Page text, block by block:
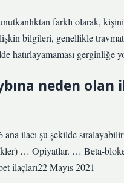
farklı olarak,
bilgileri, genellikle
hatırlayamaması gerginliğe
neden olan
ana ilacı şu şekilde
… Opiyatlar. … Beta-
ilaçları22 Mayıs 2021